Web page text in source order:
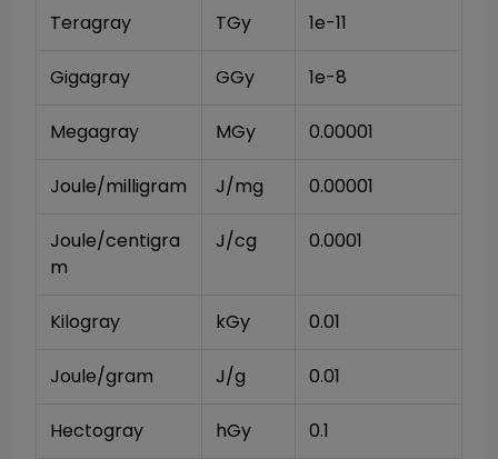
Teragray TGy 1e-11
Gigagray GGy 1e-8
Megagray MGy 0.00001
Joule/milligram J/mg 0.00001
Joule/centigra
m
J/cg 0.0001
Kilogray kGy 0.01
Joule/gram J/g 0.01
Hectogray hGy 0.1